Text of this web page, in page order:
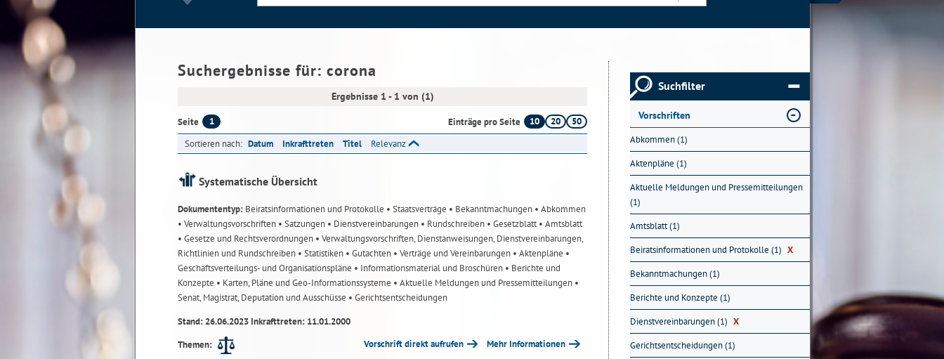
Suchergebnisse für: corona
Ergebnisse 1 - 1 von (1)
Seite 1 Einträge pro Seite 10 20
50
Sortieren nach: Datum Inkrafttreten Titel Relevanz
Systematische Übersicht
Dokumententyp: Beiratsinformationen und Protokolle • Staatsverträge • Bekanntmachungen • Abkommen
• Verwaltungsvorschriften • Satzungen • Dienstvereinbarungen • Rundschreiben • Gesetzblatt• Amtsblatt
• Gesetze und Rechtsverordnungen • Verwaltungsvorschriften, Dienstanweisungen, Dienstvereinbarungen,
Richtlinien und Rundschreiben • Statistiken • Gutachten • Verträge und Vereinbarungen • Aktenpläne •
Geschäftsverteilungs- und Organisationspläne • Informationsmaterial und Broschüren • Berichte und
Konzepte • Karten, Pläne und Geo-Informationssysteme • Aktuelle Meldungen und Pressemitteilungen •
Senat, Magistrat, Deputation und Ausschüsse • Gerichtsentscheidungen
Stand: 26.06.2023 Inkrafttreten: 11.01.2000
Themen:
Vorschrift direkt aufrufen Mehr Informationen
Suchfilter
Vorschriften
Abkommen (1)
Aktenpläne (1)
Aktuelle Meldungen und Pressemitteilungen
(1)
Amtsblatt (1)
Beiratsinformationen und Protokolle (1) X
Bekanntmachungen (1)
Berichte und Konzepte (1)
Dienstvereinbarungen (1) X
Gerichtsentscheidungen (1)